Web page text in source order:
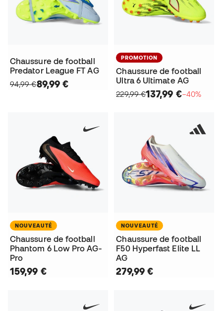
Chaussure de football
Predator League FT AG
94,99 €89,99 €
PROMOTION
Chaussure de football
Ultra 6 Ultimate AG
229,99 €137,99 €−40%
NOUVEAUTÉ
Chaussure de football
Phantom 6 Low Pro AG-
Pro
159,99 €
NOUVEAUTÉ
Chaussure de football
F50 Hyperfast Elite LL
AG
279,99 €